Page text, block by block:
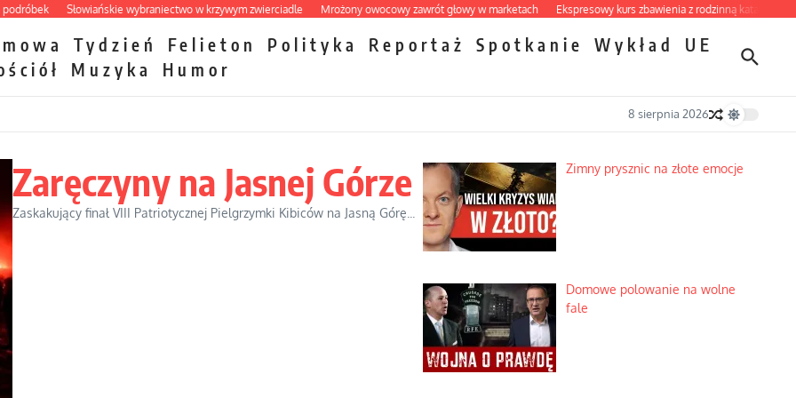
Słowiańskie wybraniectwo w krzywym zwierciadle Mrożony owocowy zawrót głowy w marketach Ekspresowy kurs zbawienia z rodzinną katastrofą
Tydzień Felieton Polityka Reportaż Spotkanie Wykład
UE
Muzyka Humor
8 sierpnia 2026
Zaręczyny na Jasnej Górze
Zaskakujący finał VIII Patriotycznej Pielgrzymki Kibiców na Jasną Górę...
Zimny prysznic na złote emocje
Domowe polowanie na wolne
fale